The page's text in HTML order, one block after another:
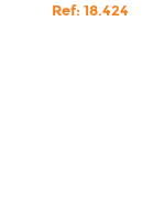
Ref: 18.424